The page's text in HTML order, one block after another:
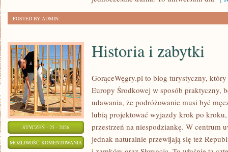
POSTED BY ADMIN
STYCZEŃ - 25 - 2026
MOŻLIWOŚĆ KOMENTOWANIA HISTORIA
Historia i zabytki
GorąceWęgry.pl to blog turystyczny,
Europy Środkowej w sposób praktyczny,
udawania, że podróżowanie musi być
lubią projektować wyjazdy krok po kroku,
przestrzeń na niespodziankę. W centrum
jednak naturalnie przewijają się też